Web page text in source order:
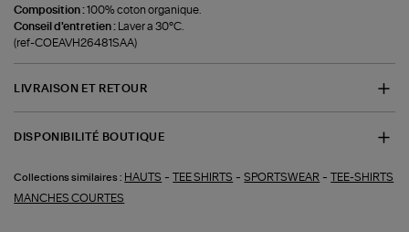
Composition :100% coton organique.
Conseil d'entretien :
Laver a 30°C.
(ref-COEAVH26481SAA)
LIVRAISON ET RETOUR
DISPONIBILITÉ BOUTIQUE
Collections similaires : HAUTS -TEE SHIRTS -SPORTSWEAR -TEE-SHIRTS
MANCHES COURTES